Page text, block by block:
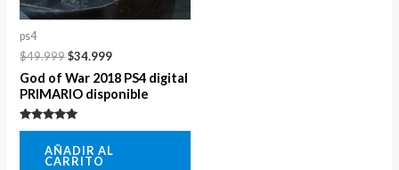
ps4
$49.999$34.999
God of War 2018 PS4 digital
PRIMARIO disponible
Valorado
AÑADIR AL
CARRITO